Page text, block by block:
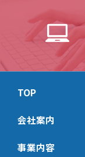
PPE
PPEN
PCJ
G
TOP
会社案内
事業内容